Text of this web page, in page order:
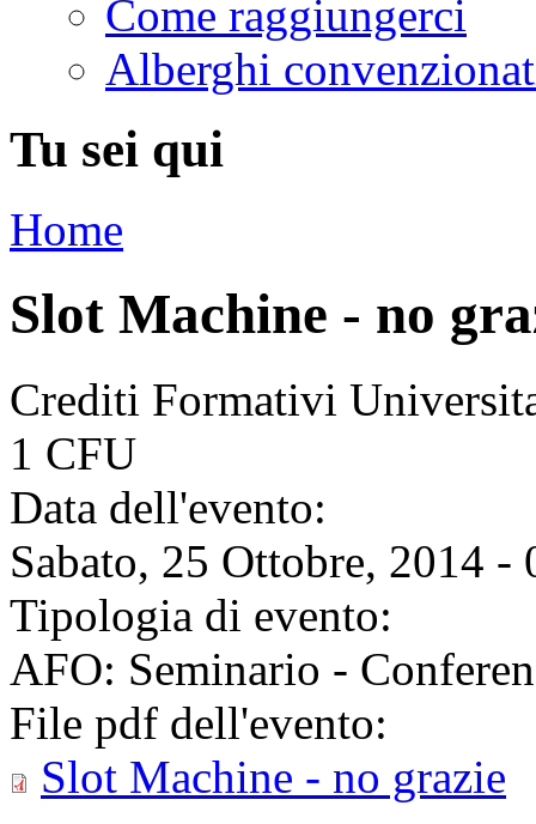
Come raggiungerci
Alberghi
Tu sei qui
Home
Slot Machine - no
Crediti Formativi
1 CFU
Data dell'evento:
Sabato, 25 Ottobre, 2014 -
Tipologia di evento:
AFO: Seminario -
File pdf dell'evento:
Slot Machine - no grazie